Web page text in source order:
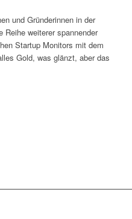
und Gründerinnen in der
Reihe weiterer spannender
Startup Monitors mit dem
Gold, was glänzt, aber das